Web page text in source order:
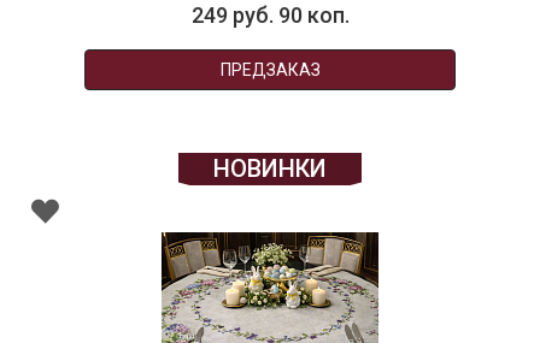
249 руб. 90 коп.
ПРЕДЗАКАЗ
НОВИНКИ